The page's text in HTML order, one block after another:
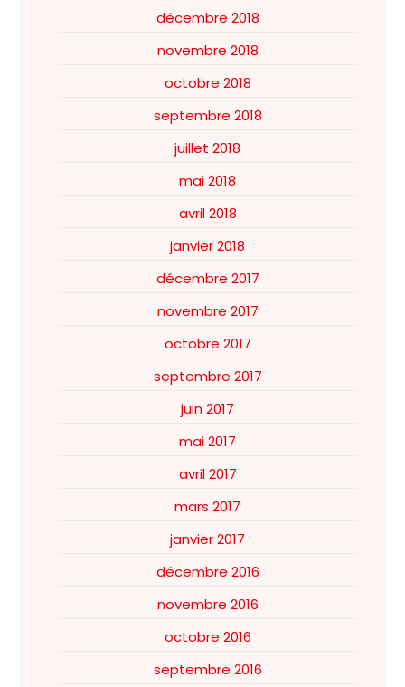
décembre 2018
novembre 2018
octobre 2018
septembre 2018
juillet 2018
mai 2018
avril 2018
janvier 2018
décembre 2017
novembre 2017
octobre 2017
septembre 2017
juin 2017
mai 2017
avril 2017
mars 2017
janvier 2017
décembre 2016
novembre 2016
octobre 2016
septembre 2016